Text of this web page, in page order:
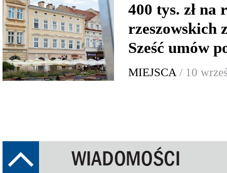
400 tys. zł na
rzeszowskich
Sześć umów
MIEJSCA / 10